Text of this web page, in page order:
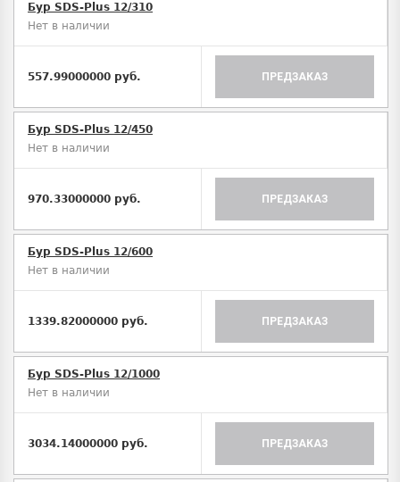
Бур SDS-Plus 12/310
Нет в наличии
557.99000000 руб. ПРЕДЗАКАЗ
Бур SDS-Plus 12/450
Нет в наличии
970.33000000 руб. ПРЕДЗАКАЗ
Бур SDS-Plus 12/600
Нет в наличии
1339.82000000 руб. ПРЕДЗАКАЗ
Бур SDS-Plus 12/1000
Нет в наличии
3034.14000000 руб. ПРЕДЗАКАЗ